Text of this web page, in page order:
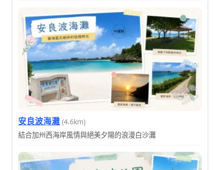
安良波海灘 (4.6km)
結合加州西海岸風情與絕美夕陽的浪漫白沙灘